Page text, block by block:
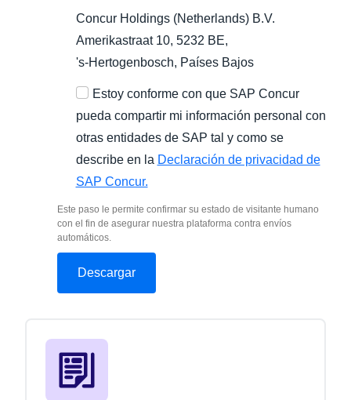
Concur Holdings (Netherlands) B.V.
Amerikastraat 10, 5232 BE,
's-Hertogenbosch, Países Bajos
Estoy conforme con que SAP Concur
pueda compartir mi información personal con
otras entidades de SAP tal y como se
describe en la Declaración de privacidad de
SAP Concur.
Este paso le permite confirmar su estado de visitante humano
con el fin de asegurar nuestra plataforma contra envíos
automáticos.